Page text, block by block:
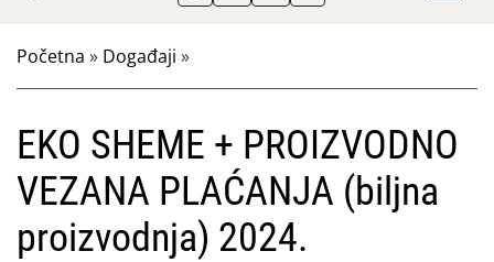
Početna » Događaji »
EKO SHEME + PROIZVODNO
VEZANA PLAĆANJA (biljna
proizvodnja) 2024.